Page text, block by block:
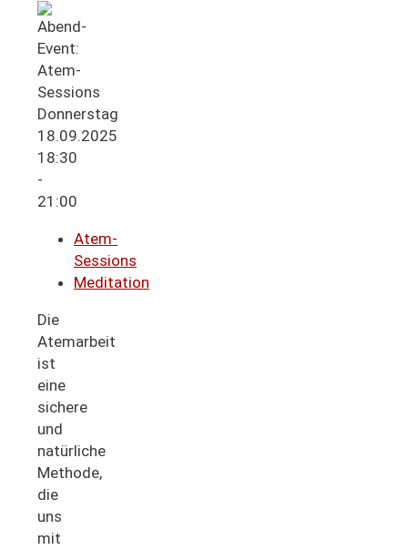
Donnerstag
18.09.2025
18:30
-
21:00
Atem-
Sessions
Meditation
Die
Atemarbeit
ist
eine
sichere
und
natürliche
Methode,
die
uns
mit